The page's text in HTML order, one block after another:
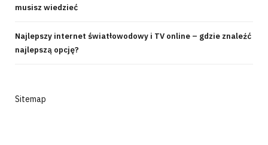
musisz wiedzieć
Najlepszy internet światłowodowy i TV online – gdzie znaleźć
najlepszą opcję?
Sitemap